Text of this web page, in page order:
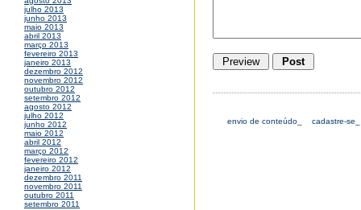
julho 2013
junho 2013
maio 2013
abril 2013
março 2013
fevereiro 2013
janeiro 2013
dezembro 2012
novembro 2012
outubro 2012
setembro 2012
agosto 2012
julho 2012
junho 2012
maio 2012
abril 2012
março 2012
fevereiro 2012
janeiro 2012
dezembro 2011
novembro 2011
outubro 2011
setembro 2011
envio de conteúdo_ cadastre-se_